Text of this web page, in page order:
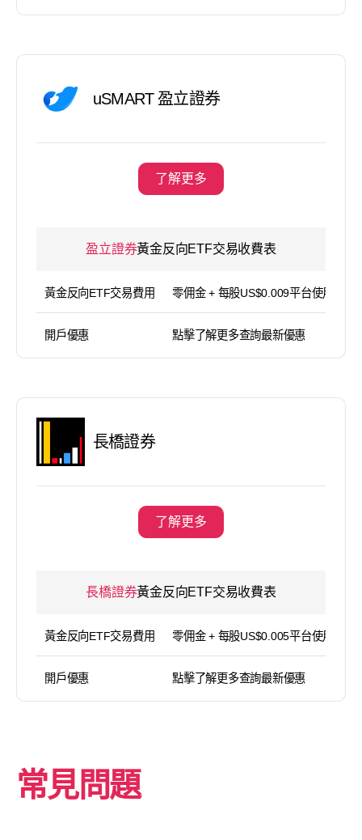
uSMART 盈立證券
了解更多
盈立證券黃金反向ETF交易收費表
黃金反向ETF交易費用 零佣金 + 每股US$0.009平台使用費（
開戶優惠 點擊了解更多查詢最新優惠
長橋證券
了解更多
長橋證券黃金反向ETF交易收費表
黃金反向ETF交易費用 零佣金 + 每股US$0.005平台使用費（
開戶優惠 點擊了解更多查詢最新優惠
常見問題